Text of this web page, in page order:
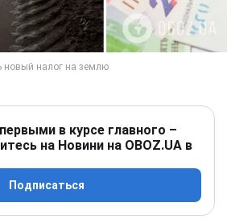
в курсе главного –
на Новини на OBOZ.UA в
Подписаться